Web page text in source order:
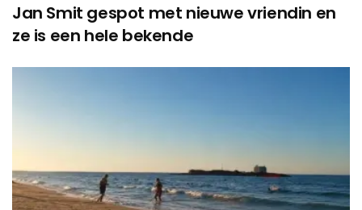
Jan Smit gespot met nieuwe vriendin en
ze is een hele bekende